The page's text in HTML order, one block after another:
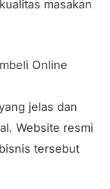
masakan
Online
jelas dan
Website resmi
tersebut